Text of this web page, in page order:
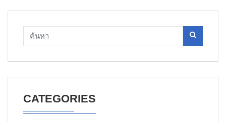
CATEGORIES